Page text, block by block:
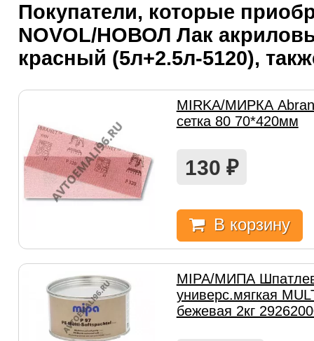
Покупатели, которые
NOVOL/НОВОЛ Лак
красный (5л+2.5л-5120),
MIRKA/МИРКА
сетка 80 70*420мм
130 ₽
В корзину
MIPA/МИПА
универс.мягкая
бежевая 2кг